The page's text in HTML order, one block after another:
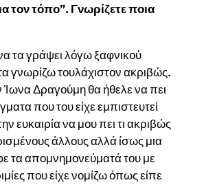
τον τόπο”. Γνωρίζετε ποια
τα γράψει λόγω ξαφνικού
γνωρίζω τουλάχιστον ακριβώς.
Ίωνα Δραγούμη θα ήθελε να πει
που του είχε εμπιστευτεί
ευκαιρία να μου πει τι ακριβώς
άλλους αλλά ίσως μια
τα απομνημονεύματά του με
που είχε νομίζω όπως είπε